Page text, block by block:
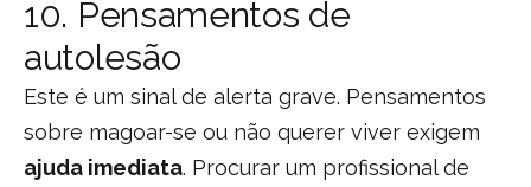
10. Pensamentos de
autolesão
Este é um sinal de alerta grave. Pensamentos
sobre magoar-se ou não querer viver exigem
ajuda imediata. Procurar um profissional de